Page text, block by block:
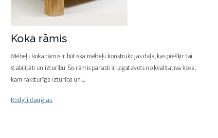
Koka rāmis
Mēbeļu koka rāmis ir būtiska mēbeļu konstrukcijas daļa, kas piešķir tai
stabilitāti un izturību. Šis rāmis parasti ir izgatavots no kvalitatīva koka,
kam raksturīga izturība un...
Rodyti daugiau